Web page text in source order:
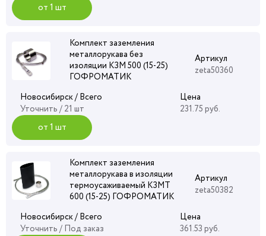
от 1 шт
Комплект заземления
металлорукава без
изоляции КЗМ 500 (15-25)
ГОФРОМАТИК
Артикул
zeta50360
Новосибирск / Всего
Уточнить / 21 шт
Цена
231.75 руб.
от 1 шт
Комплект заземления
металлорукава в изоляции
термоусаживаемый КЗМТ
600 (15-25) ГОФРОМАТИК
Артикул
zeta50382
Новосибирск / Всего
Уточнить / Под заказ
Цена
361.53 руб.